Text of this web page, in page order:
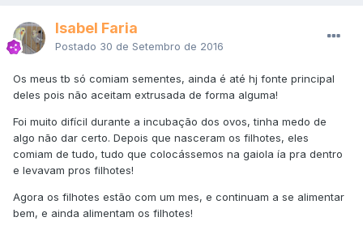
Isabel Faria
Postado 30 de Setembro de 2016
Os meus tb só comiam sementes, ainda é até hj fonte principal
deles pois não aceitam extrusada de forma alguma!
Foi muito difícil durante a incubação dos ovos, tinha medo de
algo não dar certo. Depois que nasceram os filhotes, eles
comiam de tudo, tudo que colocássemos na gaiola ía pra dentro
e levavam pros filhotes!
Agora os filhotes estão com um mes, e continuam a se alimentar
bem, e ainda alimentam os filhotes!